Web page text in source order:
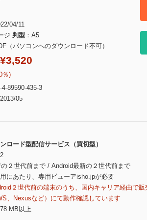
04/11
ジ 判型
A5
（パソコンへのダウンロード不可）
¥3,520
％)
4-89590-435-3
2013/05
ロード型配信サービス（買切型）
2
２世代前まで / Android最新の２世代前まで
にあたり、専用ビューアisho.jpが必要
２世代前の端末のうち、国内キャリア経由で
、Nexusなど）にて動作確認しています
78 MB以上